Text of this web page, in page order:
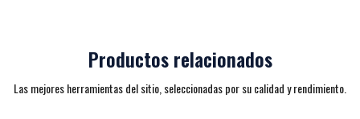
Productos relacionados
Las mejores herramientas del sitio, seleccionadas por su calidad y rendimiento.